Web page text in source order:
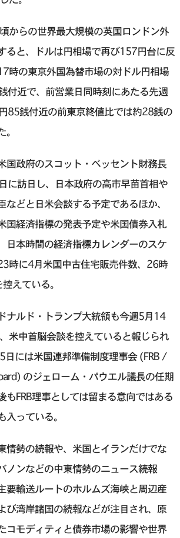
からの世界最大規模の英国ロンドン外
ると、ドルは円相場で再び157円台に反
時の東京外国為替市場の対ドル円相場
付近で、前営業日同時刻にあたる先週
85銭付近の前東京終値比では約28銭の
国政府のスコット・ベッセント財務長
に訪日し、日本政府の高市早苗首相や
などと日米会談する予定であるほか、
国経済指標の発表予定や米国債券入札
日本時間の経済指標カレンダーのスケ
時に4月米国中古住宅販売件数、26時
えている。
ナルド・トランプ大統領も今週5月14
米中首脳会談を控えていると報じられ
日には米国連邦準備制度理事会 (FRB /
のジェローム・パウエル議長の任期
もFRB理事としては留まる意向ではある
入っている。
情勢の続報や、米国とイランだけでな
ノンなどの中東情勢のニュース続報
要輸送ルートのホルムズ海峡と周辺産
び湾岸諸国の続報などが注目され、原
コモディティと債券市場の影響や世界